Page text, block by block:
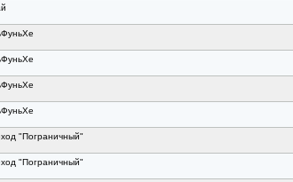
"Пограничный"
"Пограничный"